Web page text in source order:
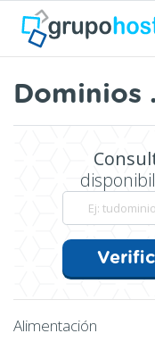
Dominios
Alimentación